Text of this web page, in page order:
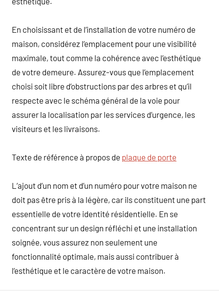
En choisissant et de l’installation de votre numéro de
maison, considérez l’emplacement pour une visibilité
maximale, tout comme la cohérence avec l’esthétique
de votre demeure. Assurez-vous que l’emplacement
choisi soit libre d’obstructions par des arbres et qu’il
respecte avec le schéma général de la voie pour
assurer la localisation par les services d’urgence, les
visiteurs et les livraisons.
Texte de référence à propos de plaque de porte
L’ajout d’un nom et d’un numéro pour votre maison ne
doit pas être pris à la légère, car ils constituent une part
essentielle de votre identité résidentielle. En se
concentrant sur un design réfléchi et une installation
soignée, vous assurez non seulement une
fonctionnalité optimale, mais aussi contribuer à
l’esthétique et le caractère de votre maison.